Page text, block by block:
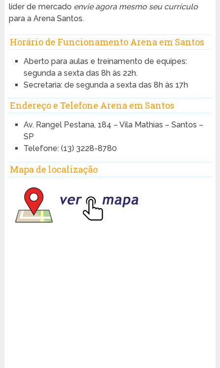
líder de mercado envie agora mesmo seu currículo
para a Arena Santos.
Horário de Funcionamento Arena em Santos
Aberto para aulas e treinamento de equipes:
segunda a sexta das 8h às 22h.
Secretaria: de segunda a sexta das 8h às 17h
Endereço e Telefone Arena em Santos
Av. Rangel Pestana, 184 – Vila Mathias – Santos –
SP
Telefone: (13) 3228-8780
Mapa de localização